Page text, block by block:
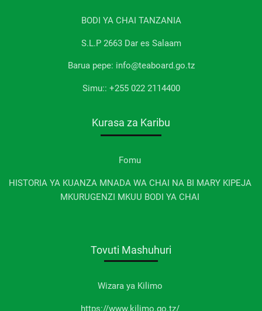
BODI YA CHAI TANZANIA
S.L.P 2663 Dar es Salaam
Barua pepe: info@teaboard.go.tz
Simu:: +255 022 2114400
Kurasa za Karibu
Fomu
HISTORIA YA KUANZA MNADA WA CHAI NA BI MARY KIPEJA
MKURUGENZI MKUU BODI YA CHAI
Tovuti Mashuhuri
Wizara ya Kilimo
https://www.kilimo.go.tz/